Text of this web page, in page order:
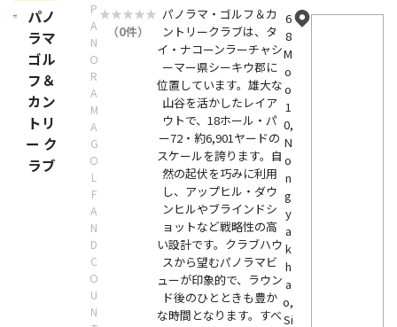
パノ
ラマ
ゴル
フ＆
カン
トリ
ー ク
ラブ
P
A
N
O
R
A
M
A
G
O
L
F
A
N
D
C
O
U
N
（0件）
パノラマ・ゴルフ＆カ
ントリークラブは、タ
イ・ナコーンラーチャシ
ーマー県シーキウ郡に
位置しています。雄大な
山谷を活かしたレイア
ウトで、18ホール・パ
ー72・約6,901ヤードの
スケールを誇ります。自
然の起伏を巧みに利用
し、アップヒル・ダウ
ンヒルやブラインドシ
ョットなど戦略性の高
い設計です。クラブハウ
スから望むパノラマビ
ューが印象的で、ラウン
ド後のひとときも豊か
な時間となります。すべ
6
8
M
o
o
1
0,
N
o
n
g
y
a
k
h
a
o,
Si